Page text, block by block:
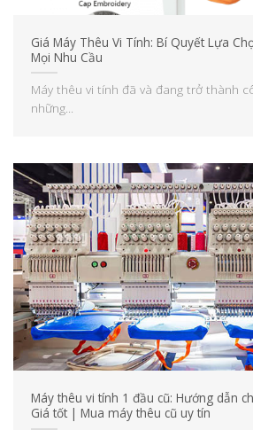
Giá Máy Thêu Vi Tính: Bí Quyết Lựa
Mọi Nhu Cầu
Máy thêu vi tính đã và đang trở thành
những...
Máy thêu vi tính 1 đầu cũ: Hướng dẫn
Giá tốt | Mua máy thêu cũ uy tín